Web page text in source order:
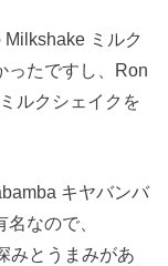
ミルク
ったですし、Ron
ルクシェイクを
キヤバンバ
なので、
みとうまみがあ